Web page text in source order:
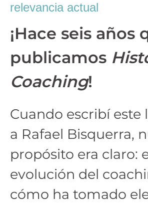
relevancia actual
¡Hace seis años
publicamos
Coaching!
Cuando escribí este
a Rafael Bisquerra,
propósito era claro:
evolución del
cómo ha tomado